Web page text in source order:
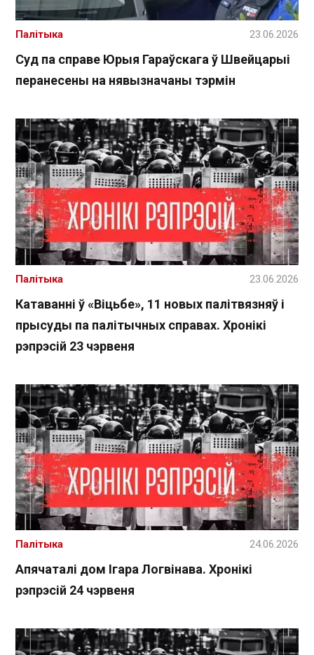
Суд па справе Юрыя Гараўскага ў Швейцарыі
перанесены на нявызначаны тэрмін
Палітыка 23.06.2026
Катаванні ў «Віцьбе», 11 новых палітвязняў і
прысуды па палітычных справах. Хронікі
рэпрэсій 23 чэрвеня
Палітыка 23.06.2026
Апячаталі дом Ігара Логвінава. Хронікі
рэпрэсій 24 чэрвеня
Палітыка 24.06.2026